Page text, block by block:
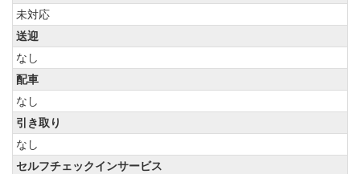
未対応
送迎
なし
配車
なし
引き取り
なし
セルフチェックインサービス